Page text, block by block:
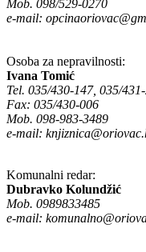
Mob. 098/529-0270
e-mail:
Osoba za nepravilnosti:
Ivana Tomić
Tel. 035/430-147, 035/
Fax: 035/430-006
Mob. 098-983-3489
e-mail:
Komunalni redar:
Dubravko Kolundžić
Mob. 0989833485
e-mail: